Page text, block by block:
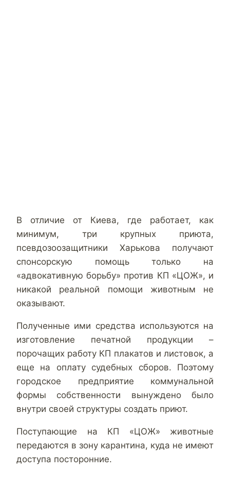
В отличие от Киева, где работает, как
минимум, три крупных приюта,
псевдозоозащитники Харькова получают
спонсорскую помощь только на
«адвокативную борьбу» против КП «ЦОЖ», и
никакой реальной помощи животным не
оказывают.
Полученные ими средства используются на
изготовление печатной продукции –
порочащих работу КП плакатов и листовок, а
еще на оплату судебных сборов. Поэтому
городское предприятие коммунальной
формы собственности вынуждено было
внутри своей структуры создать приют.
Поступающие на КП «ЦОЖ» животные
передаются в зону карантина, куда не имеют
доступа посторонние.